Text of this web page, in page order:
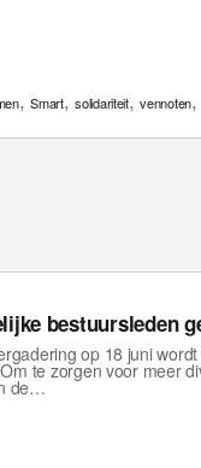
,Smart,solidariteit,vennoten
bestuursleden
op 18 juni
te zorgen voor meer
de…